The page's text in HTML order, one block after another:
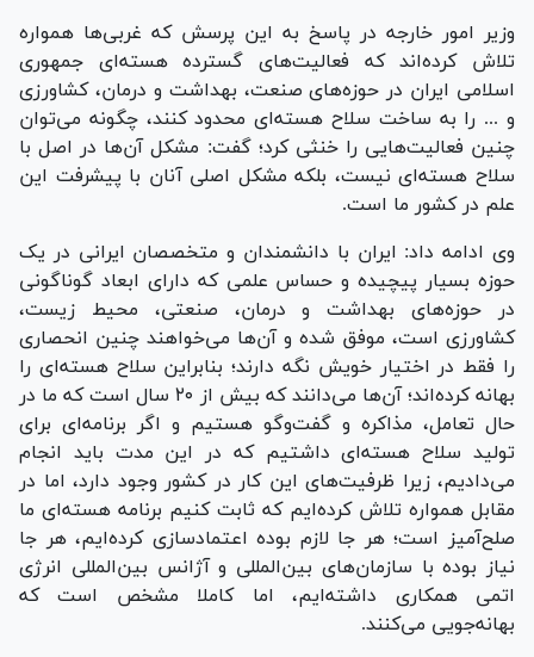
وزیر امور خارجه در پاسخ به این پرسش که غربی‌ها همواره
تلاش کرده‌اند که فعالیت‌های گسترده هسته‌ای جمهوری
اسلامی ایران در حوزه‌های صنعت، بهداشت و درمان، کشاورزی
و ... را به ساخت سلاح هسته‌ای محدود کنند، چگونه می‌توان
چنین فعالیت‌هایی را خنثی کرد؛ گفت: مشکل آن‌ها در اصل با
سلاح هسته‌ای نیست، بلکه مشکل اصلی آنان با پیشرفت این
علم در کشور ما است.
وی ادامه داد: ایران با دانشمندان و متخصصان ایرانی در یک
حوزه بسیار پیچیده و حساس علمی که دارای ابعاد گوناگونی
در حوزه‌های بهداشت و درمان، صنعتی، محیط زیست،
کشاورزی است، موفق شده و آن‌ها می‌خواهند چنین انحصاری
را فقط در اختیار خویش نگه دارند؛ بنابراین سلاح هسته‌ای را
بهانه کرده‌اند؛ آن‌ها می‌دانند که بیش از ۲۰ سال است که ما در
حال تعامل، مذاکره و گفت‌و‌گو هستیم و اگر برنامه‌ای برای
تولید سلاح هسته‌ای داشتیم که در این مدت باید انجام
می‌دادیم، زیرا ظرفیت‌های این کار در کشور وجود دارد، اما در
مقابل همواره تلاش کرده‌ایم که ثابت کنیم برنامه هسته‌ای ما
صلح‌آمیز است؛ هر جا لازم بوده اعتمادسازی کرده‌ایم، هر جا
نیاز بوده با سازمان‌های بین‌المللی و آژانس بین‌المللی انرژی
اتمی همکاری داشته‌ایم، اما کاملا مشخص است که
بهانه‌جویی می‌کنند.